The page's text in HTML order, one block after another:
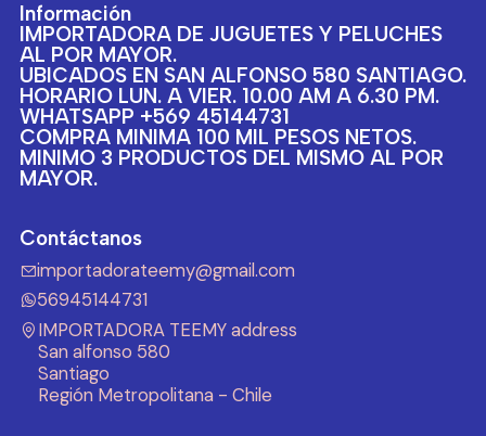
Información
IMPORTADORA DE JUGUETES Y PELUCHES
AL POR MAYOR.
UBICADOS EN SAN ALFONSO 580 SANTIAGO.
HORARIO LUN. A VIER. 10.00 AM A 6.30 PM.
WHATSAPP +569 45144731
COMPRA MINIMA 100 MIL PESOS NETOS.
MINIMO 3 PRODUCTOS DEL MISMO AL POR
MAYOR.
Contáctanos
importadorateemy@gmail.com
56945144731
IMPORTADORA TEEMY address
San alfonso 580
Santiago
Región Metropolitana - Chile